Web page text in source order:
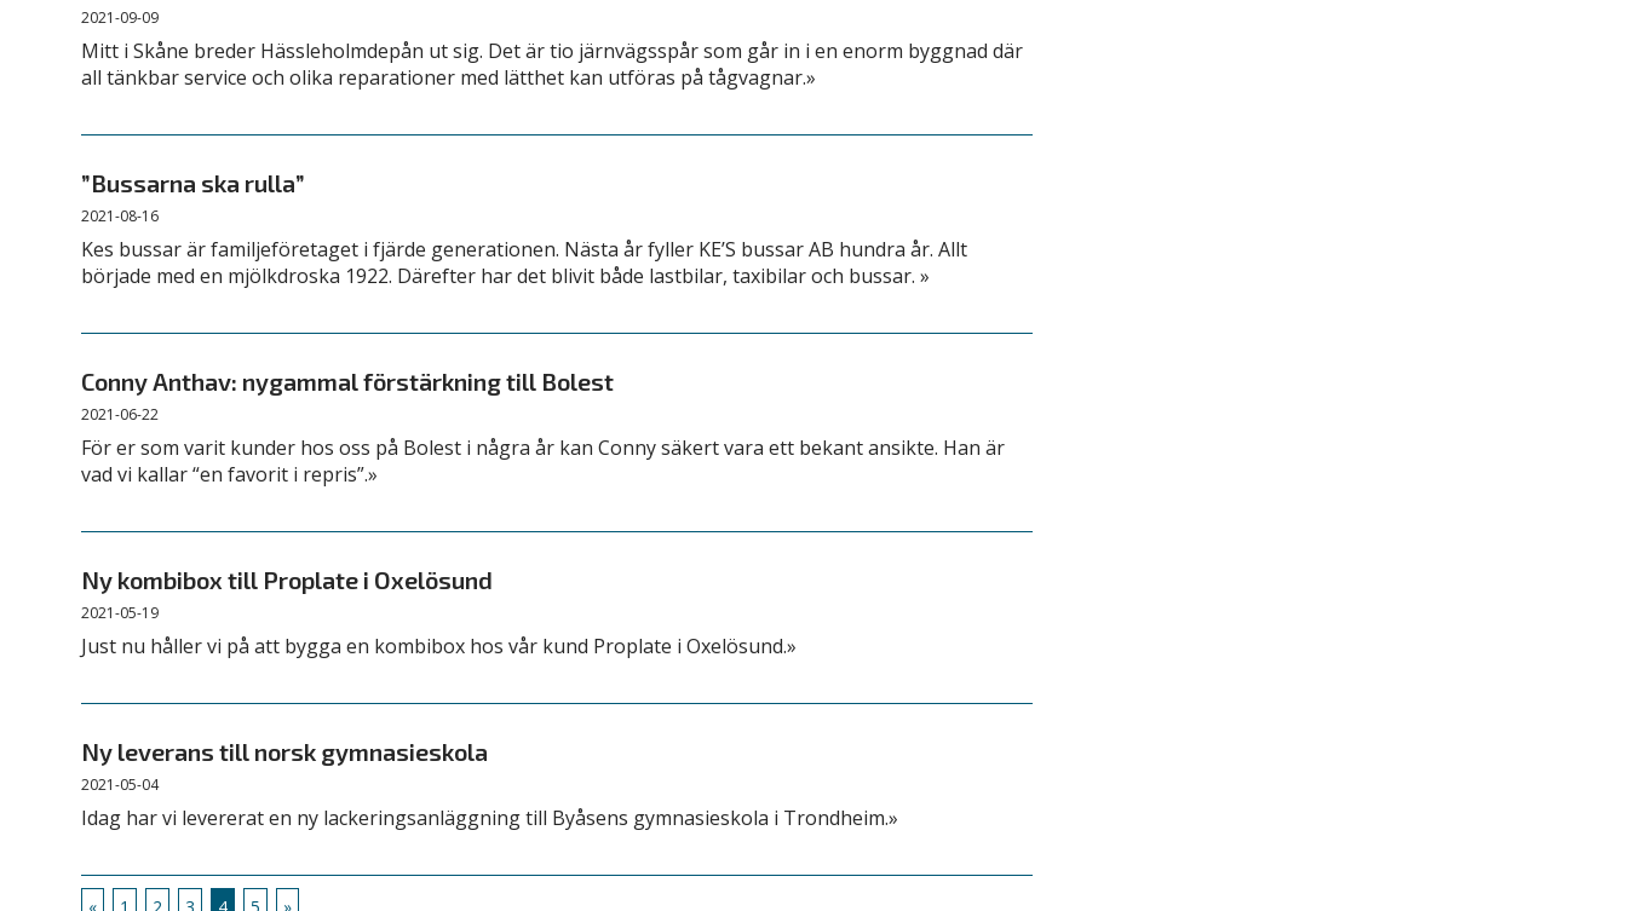
2021-09-09
Mitt i Skåne breder Hässleholmdepån ut sig. Det är tio järnvägsspår som går in i en enorm byggnad där
all tänkbar service och olika reparationer med lätthet kan utföras på tågvagnar.»
”Bussarna ska rulla”
2021-08-16
Kes bussar är familjeföretaget i fjärde generationen. Nästa år fyller KE’S bussar AB hundra år. Allt
började med en mjölkdroska 1922. Därefter har det blivit både lastbilar, taxibilar och bussar. »
Conny Anthav: nygammal förstärkning till Bolest
2021-06-22
För er som varit kunder hos oss på Bolest i några år kan Conny säkert vara ett bekant ansikte. Han är
vad vi kallar “en favorit i repris”.»
Ny kombibox till Proplate i Oxelösund
2021-05-19
Just nu håller vi på att bygga en kombibox hos vår kund Proplate i Oxelösund.»
Ny leverans till norsk gymnasieskola
2021-05-04
Idag har vi levererat en ny lackeringsanläggning till Byåsens gymnasieskola i Trondheim.»